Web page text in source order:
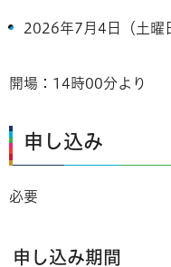
2026年7月4日（土曜
開場：14時00分より
申し込み
必要
申し込み期間